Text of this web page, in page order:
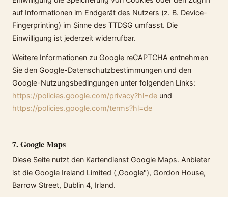
auf Informationen im Endgerät des Nutzers (z. B. Device-
Fingerprinting) im Sinne des TTDSG umfasst. Die
Einwilligung ist jederzeit widerrufbar.
Weitere Informationen zu Google reCAPTCHA entnehmen
Sie den Google-Datenschutzbestimmungen und den
Google-Nutzungsbedingungen unter folgenden Links:
https://policies.google.com/privacy?hl=de und
https://policies.google.com/terms?hl=de
7. Google Maps
Diese Seite nutzt den Kartendienst Google Maps. Anbieter
ist die Google Ireland Limited („Google"), Gordon House,
Barrow Street, Dublin 4, Irland.